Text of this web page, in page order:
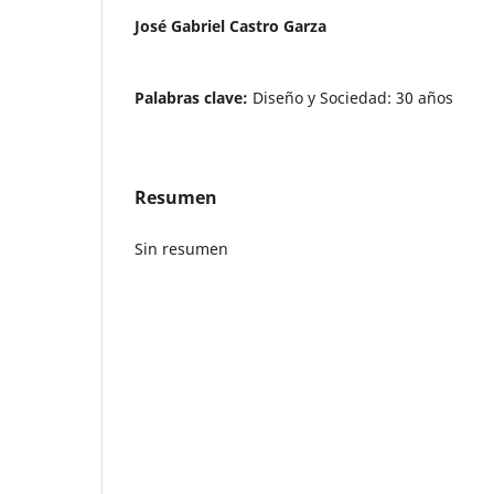
José Gabriel Castro Garza
Palabras clave: Diseño y Sociedad: 30 años
Resumen
Sin resumen